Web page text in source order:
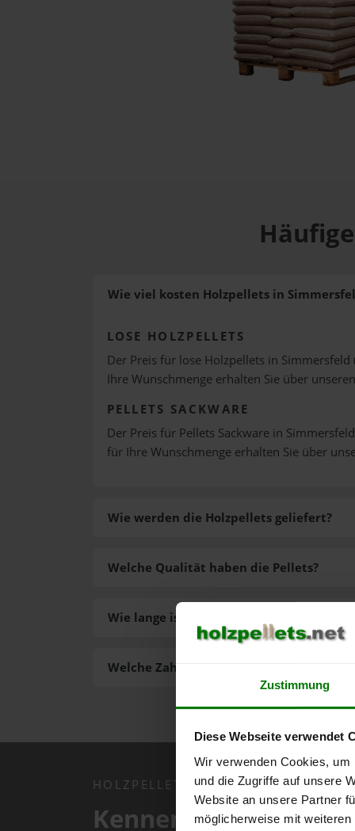
Zustimmung
Diese Webseite verwendet
Wir verwenden Cookies,
und die Zugriffe auf unsere
Website an unsere Partner
möglicherweise mit
Wie viel kosten Holzpellets in
LOSE HOLZPELLETS
Der Preis für lose Holzpellets in
Ihre Wunschmenge erhalten Sie über unseren
PELLETS SACKWARE
Der Preis für Pellets Sackware in
für Ihre Wunschmenge erhalten Sie über
Wie werden die Holzpellets geliefert?
Welche Zahlungsarten gibt es?
Welche Qualität haben die Pellets?
Wie lange ist die Lieferzeit der Pellets?
HOLZPELLETS.NET APP
Kennen Sie schon